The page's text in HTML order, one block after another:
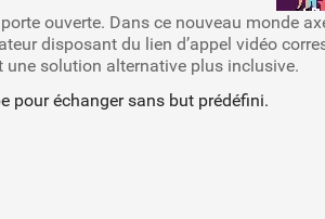
ouverte. Dans ce nouveau monde
disposant du lien d’appel vidéo
une solution alternative plus inclusive.
pour échanger sans but prédéfini.